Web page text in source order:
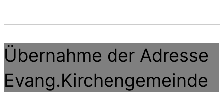
Übernahme der Adresse
Evang.Kirchengemeinde